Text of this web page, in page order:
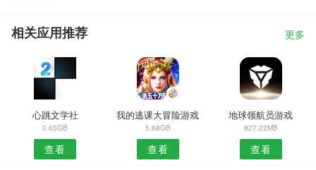
相关应用推荐 更多
心跳文学社
0.65GB
查看
我的逃课大冒险游戏
5.68GB
查看
地球领航员游戏
827.22MB
查看